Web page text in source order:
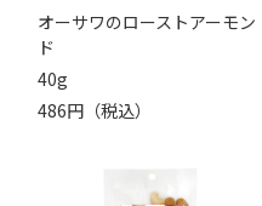
オーサワのローストアーモン
ド
40g
486円（税込）